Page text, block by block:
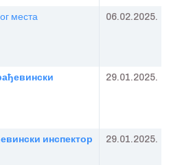
места
06.02.2025.
29.01.2025.
инспектор
29.01.2025.